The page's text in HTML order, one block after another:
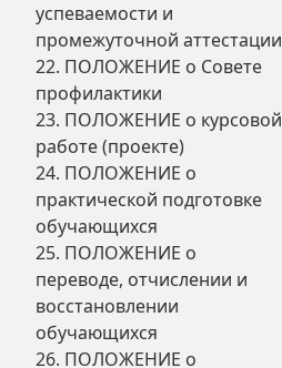
успеваемости и
промежуточной аттестации
22. ПОЛОЖЕНИЕ о Совете
профилактики
23. ПОЛОЖЕНИЕ о курсовой
работе (проекте)
24. ПОЛОЖЕНИЕ о
практической подготовке
обучающихся
25. ПОЛОЖЕНИЕ о
переводе, отчислении и
восстановлении
обучающихся
26. ПОЛОЖЕНИЕ о